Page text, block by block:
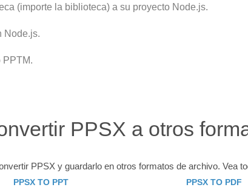
(importe la biblioteca) a su proyecto Node.js.
Node.js.
PPTM.
PPSX a otros
PPSX y guardarlo en otros formatos de archivo. Vea
PPSX TO PPT PPSX TO PDF